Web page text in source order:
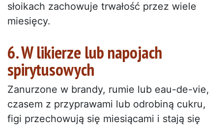
słoikach zachowuje trwałość przez wiele
miesięcy.
6. W likierze lub napojach
spirytusowych
Zanurzone w brandy, rumie lub eau-de-vie,
czasem z przyprawami lub odrobiną cukru,
figi przechowują się miesiącami i stają się